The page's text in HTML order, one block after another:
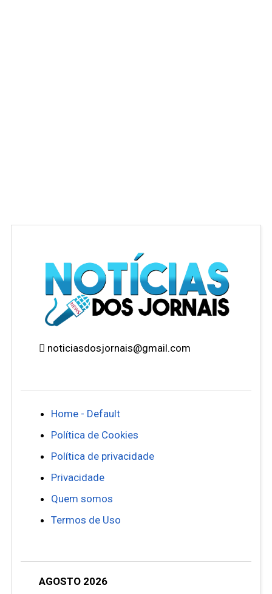
noticiasdosjornais@gmail.com
Home - Default
Política de Cookies
Política de privacidade
Privacidade
Quem somos
Termos de Uso
AGOSTO 2026